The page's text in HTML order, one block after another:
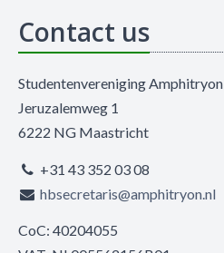
Contact us
Studentenvereniging Amphitryon
Jeruzalemweg 1
6222 NG Maastricht
+31 43 352 03 08
hbsecretaris@amphitryon.nl
CoC: 40204055